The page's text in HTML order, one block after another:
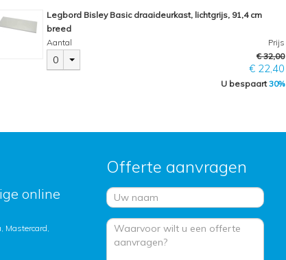
Legbord Bisley Basic draaideurkast, lichtgrijs, 91,4 cm
breed
Aantal
0
Prijs
€ 32,00
€ 22,40
U bespaart30%
online
Mastercard,
Offerte aanvragen